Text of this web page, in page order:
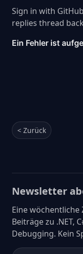
Sign in with
replies thread
< Zurück
Newsletter
Eine
Beiträge zu .NET,
Debugging. Kein